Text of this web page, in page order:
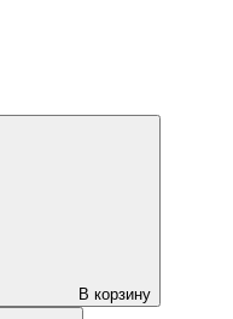
В корзину